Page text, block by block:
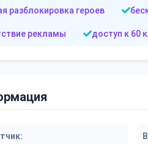
разблокировка героев
рекламы доступ к 60